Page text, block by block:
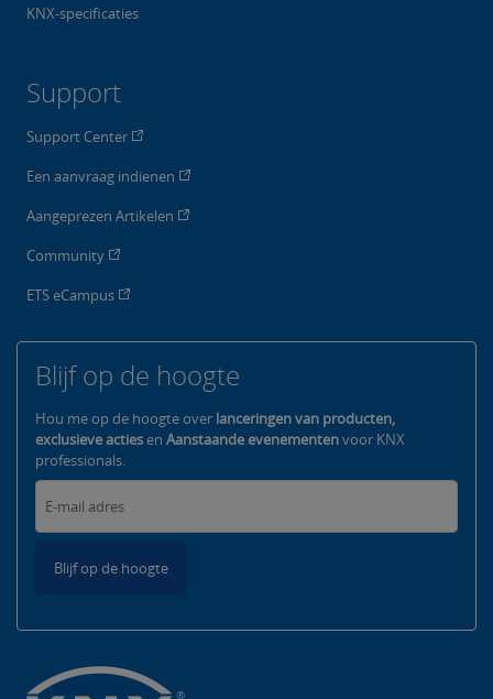
KNX-specificaties
Support
Support Center
Een aanvraag indienen
Aangeprezen Artikelen
Community
ETS eCampus
Blijf op de hoogte
Hou me op de hoogte over lanceringen van producten,
exclusieve actiesen Aanstaande evenementenvoor KNX
professionals.
Blijf op de hoogte